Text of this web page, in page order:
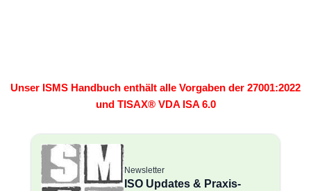
Unser ISMS Handbuch enthält alle Vorgaben der 27001:2022
und TISAX® VDA ISA 6.0
Newsletter
ISO Updates & Praxis-